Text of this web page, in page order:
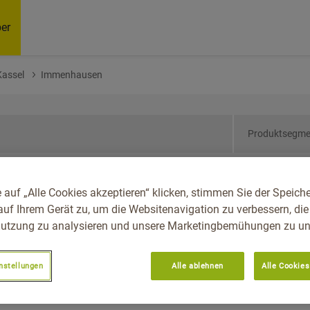
Immenhausen
Reg.-Bez. Kassel,
auf „Alle Cookies akzeptieren“ klicken, stimmen Sie der
Ihrem Gerät zu, um die Websitenavigation zu verbessern, die
zu analysieren und unsere Marketingbemühungen zu
Alle ablehnen Alle